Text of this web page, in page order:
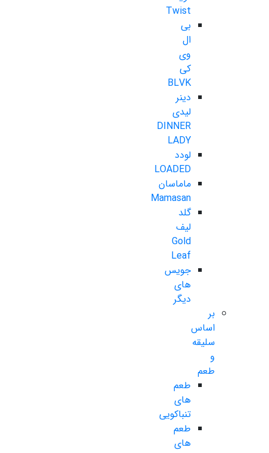
Twist
بی
ال
وی
کی
BLVK
دینر
لیدی
DINNER
LADY
لودد
LOADED
ماماسان
Mamasan
گلد
لیف
Gold
Leaf
جویس
های
دیگر
بر
اساس
سلیقه
و
طعم
طعم
های
تنباکویی
طعم
های